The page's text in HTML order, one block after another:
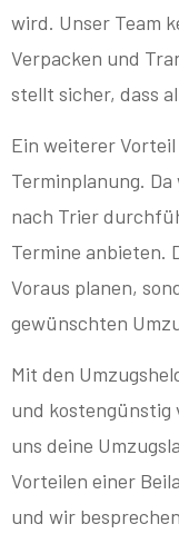
wird. Unser Team
Verpacken und
stellt sicher, dass
Ein weiterer
Terminplanung.
nach Trier
Termine anbieten.
Voraus planen,
gewünschten
Mit den
und kostengünstig
uns deine
Vorteilen einer
und wir